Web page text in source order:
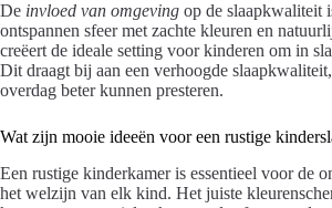
De invloed van omgeving op de slaapkwaliteit
ontspannen sfeer met zachte kleuren en
creëert de ideale setting voor kinderen om in
Dit draagt bij aan een verhoogde
overdag beter kunnen presteren.
Wat zijn mooie ideeën voor een rustige
Een rustige kinderkamer is essentieel voor de
het welzijn van elk kind. Het juiste